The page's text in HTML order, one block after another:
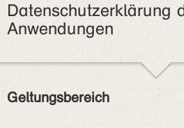
Datenschutzerklärung
Anwendungen
Geltungsbereich